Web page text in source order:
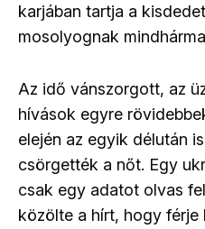
karjában tartja a
mosolyognak
Az idő vánszorgott, az
hívások egyre
elején az egyik délután
csörgették a nőt. Egy
csak egy adatot olvas
közölte a hírt, hogy férje